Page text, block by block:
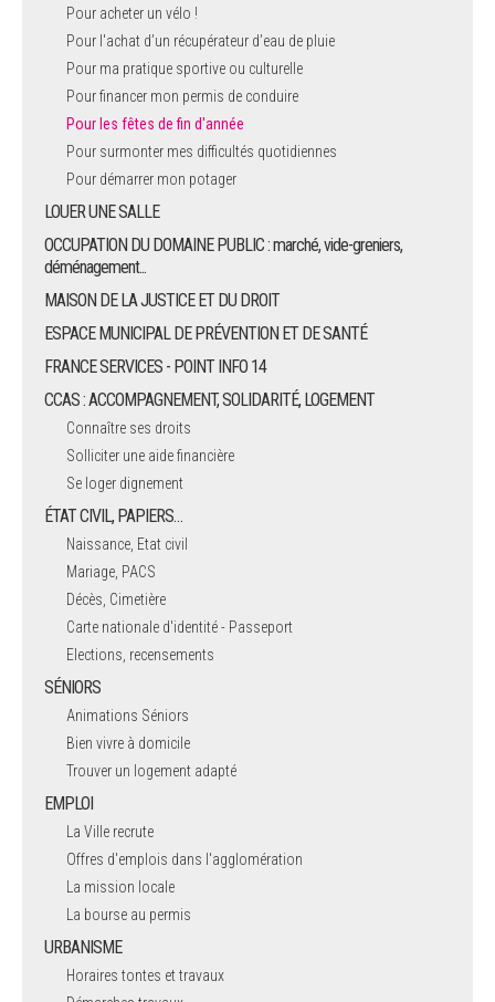
Pour acheter un vélo !
Pour l'achat d’un récupérateur d’eau de pluie
Pour ma pratique sportive ou culturelle
Pour financer mon permis de conduire
Pour les fêtes de fin d'année
Pour surmonter mes difficultés quotidiennes
Pour démarrer mon potager
LOUER UNE SALLE
OCCUPATION DU DOMAINE PUBLIC : marché, vide-greniers,
déménagement...
MAISON DE LA JUSTICE ET DU DROIT
ESPACE MUNICIPAL DE PRÉVENTION ET DE SANTÉ
FRANCE SERVICES - POINT INFO 14
CCAS : ACCOMPAGNEMENT, SOLIDARITÉ, LOGEMENT
Connaître ses droits
Solliciter une aide financière
Se loger dignement
ÉTAT CIVIL, PAPIERS…
Naissance, Etat civil
Mariage, PACS
Décès, Cimetière
Carte nationale d'identité - Passeport
Elections, recensements
SÉNIORS
Animations Séniors
Bien vivre à domicile
Trouver un logement adapté
EMPLOI
La Ville recrute
Offres d'emplois dans l'agglomération
La mission locale
La bourse au permis
URBANISME
Horaires tontes et travaux